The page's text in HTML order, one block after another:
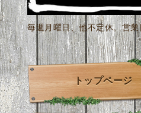
毎週月曜日、他不定休。営
トップページ